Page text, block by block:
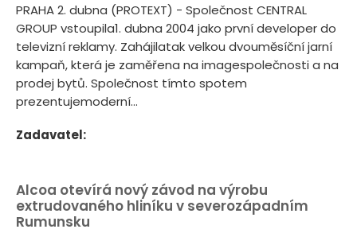
PRAHA 2. dubna (PROTEXT) - Společnost CENTRAL
GROUP vstoupila1. dubna 2004 jako první developer do
televizní reklamy. Zahájilatak velkou dvouměsíční jarní
kampaň, která je zaměřena na imagespolečnosti a na
prodej bytů. Společnost tímto spotem
prezentujemoderní...
Zadavatel:
Alcoa otevírá nový závod na výrobu
extrudovaného hliníku v severozápadním
Rumunsku